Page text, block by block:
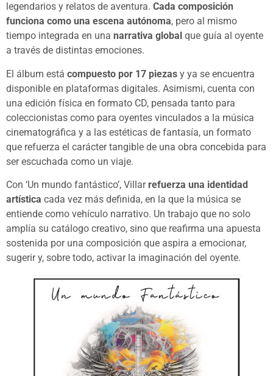
legendarios y relatos de aventura. Cada composición
funciona como una escena autónoma, pero al mismo
tiempo integrada en una narrativa global que guía al oyente
a través de distintas emociones.
El álbum está compuesto por 17 piezas y ya se encuentra
disponible en plataformas digitales. Asimismi, cuenta con
una edición física en formato CD, pensada tanto para
coleccionistas como para oyentes vinculados a la música
cinematográfica y a las estéticas de fantasía, un formato
que refuerza el carácter tangible de una obra concebida para
ser escuchada como un viaje.
Con ‘Un mundo fantástico’, Villar refuerza una identidad
artística cada vez más definida, en la que la música se
entiende como vehículo narrativo. Un trabajo que no solo
amplía su catálogo creativo, sino que reafirma una apuesta
sostenida por una composición que aspira a emocionar,
sugerir y, sobre todo, activar la imaginación del oyente.